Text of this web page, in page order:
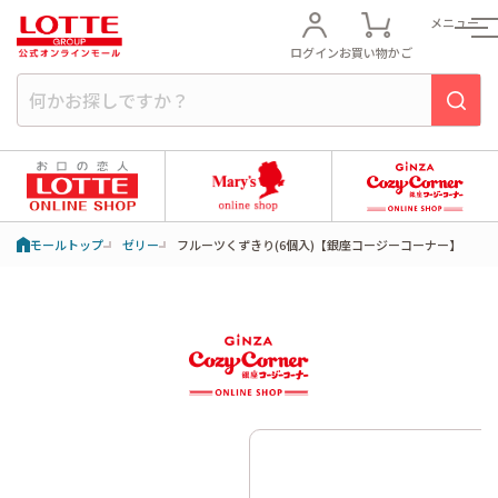
ログインお買い物かご
メニュー
モールトップ ゼリー フルーツくずきり(6個入)【銀座コージーコーナー】